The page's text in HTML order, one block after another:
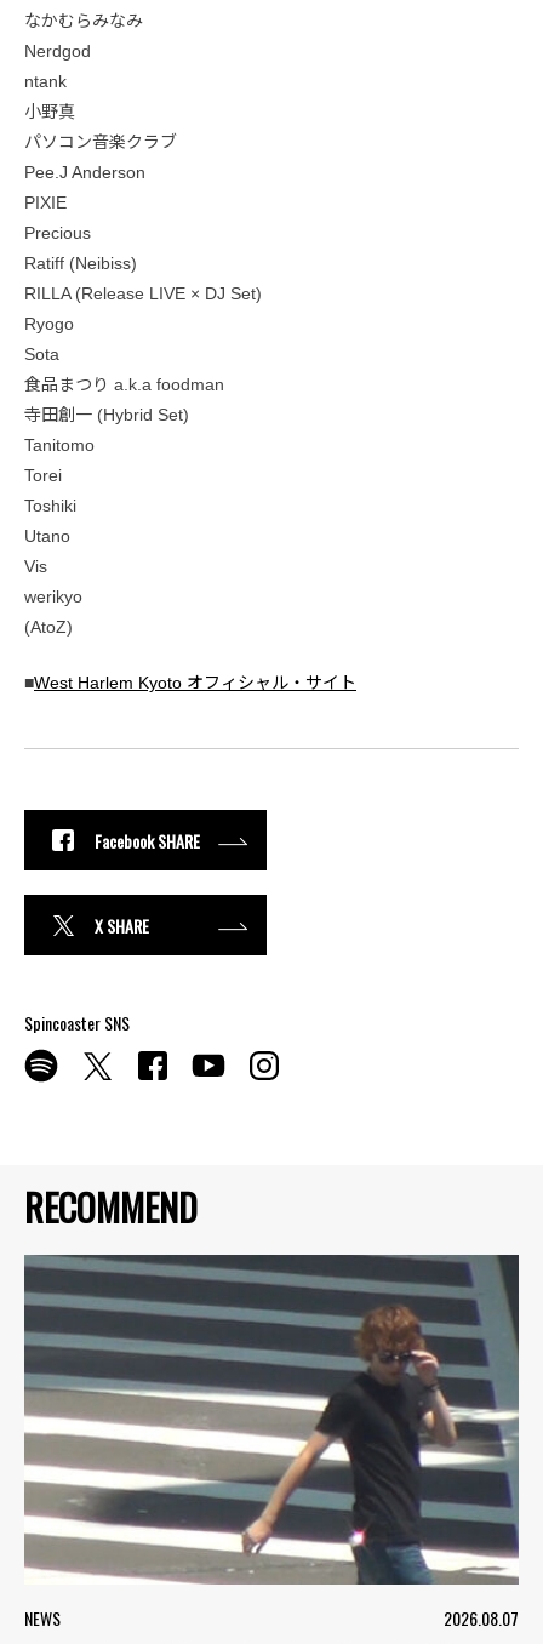
RECOMMEND
NEWS 2026.08.07
なかむらみなみ
Nerdgod
ntank
小野真
パソコン音楽クラブ
Pee.J Anderson
PIXIE
Precious
Ratiff (Neibiss)
RILLA (Release LIVE × DJ Set)
Ryogo
Sota
食品まつり a.k.a foodman
寺田創一 (Hybrid Set)
Tanitomo
Torei
Toshiki
Utano
Vis
werikyo
(AtoZ)
■West Harlem Kyoto オフィシャル・サイト
Facebook SHARE
X SHARE
Spincoaster SNS